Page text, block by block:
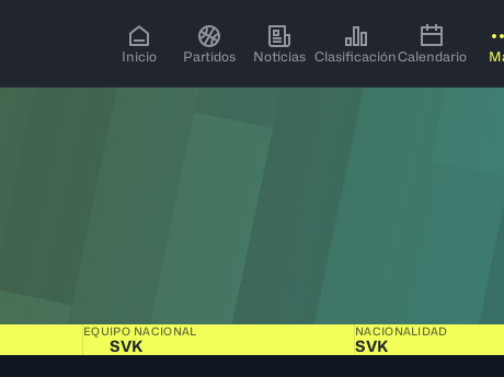
Inicio Partidos Noticias ClasificaciónCalendario
EQUIPO NACIONAL
SVK
NACIONALIDAD
SVK